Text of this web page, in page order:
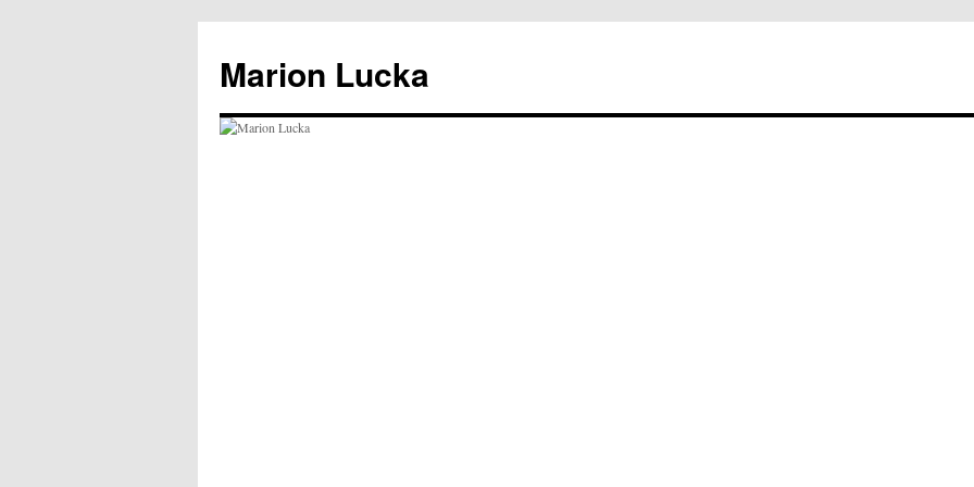
Marion Lucka